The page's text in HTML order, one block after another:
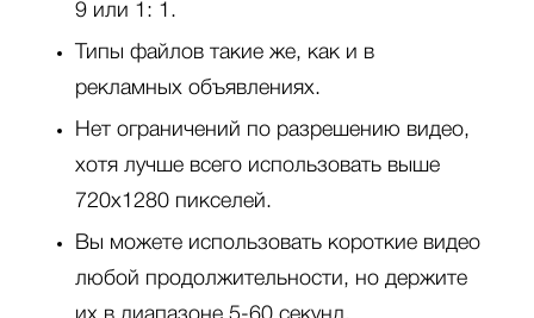
9 или 1: 1.
Типы файлов такие же, как и в
рекламных объявлениях.
Нет ограничений по разрешению видео,
хотя лучше всего использовать выше
720x1280 пикселей.
Вы можете использовать короткие видео
любой продолжительности, но держите